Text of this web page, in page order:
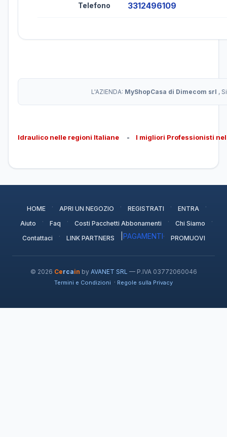
Telefono 3312496109
L'AZIENDA: MyShopCasa di Dimecom srl ,
Idraulico nelle regioni Italiane - I migliori Professionisti
HOME · APRI UN NEGOZIO · REGISTRATI · ENTRA ·
Aiuto · Faq · Costi Pacchetti Abbonamenti · Chi Siamo ·
Contattaci · LINK PARTNERS PAGAMENTI· PROMUOVI
© 2026 Cercain by AVANET SRL — P.IVA 03772060046
Termini e Condizioni · Regole sulla Privacy